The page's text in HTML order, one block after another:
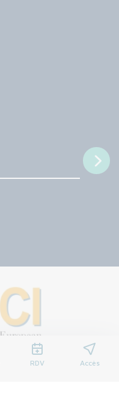
RDV Accès